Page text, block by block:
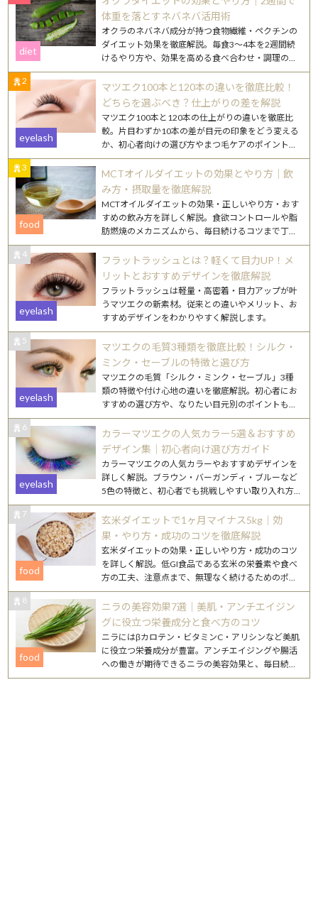
体重を落とすネバネバ活用術
diet
オクラのネバネバ成分が持つ食物繊維・ペクチンの
ダイエット効果を徹底解説。毎食3〜4本を2週間続
けるやり方や、効果を高める食べ合わせ・調理のコ
ツを紹介します。
2
マツエク100本と120本の違いを徹底比較！
どちらを選ぶべき？仕上がりの差を解説
eyelash
マツエク100本と120本の仕上がりの違いを徹底比
較。片目わずか10本の差が目元の印象をどう変える
か、初心者向けの選び方やまつ毛ケアのポイントも
詳しく解説します。
3
MCTオイルダイエットの効果とやり方｜飲
み方・摂取量を徹底解説
food
MCTオイルダイエットの効果・正しいやり方・おす
すめの飲み方を詳しく解説。食欲コントロールや脂
肪燃焼のメカニズムから、毎日続けるコツまで丁寧
にご紹介します。
4
フラットラッシュとは？軽くて目力UP！メ
リットとおすすめデザインを徹底解説
eyelash
フラットラッシュは軽量・高密着・目力アップが叶
うマツエクの新素材。従来との違いやメリット、お
すすめデザインをわかりやすく解説します。
5
マツエクの毛質3種類を徹底比較！シルク・
ミンク・セーブルの特徴と選び方
eyelash
マツエクの毛質「シルク・ミンク・セーブル」3種
類の特徴や付け心地の違いを徹底解説。初心者にお
すすめの選び方や、なりたい目元別のポイントもご
紹介します。
6
カラーマツエクの人気カラー5選＆おすすめ
デザイン集｜初心者向け選び方ガイド
eyelash
カラーマツエクの人気カラーやおすすめデザインを
詳しく解説。ブラウン・バーガンディ・ブルーなど
5色の特徴と、初心者でも挑戦しやすい取り入れ方
を紹介します。
7
玄米ダイエットで1ヶ月マイナス5kg｜効
果・やり方・成功のコツを徹底解説
food
玄米ダイエットの効果・正しいやり方・成功のコツ
を詳しく解説。低GI食品である玄米の栄養素や食べ
方の工夫、注意点まで、無理なく続けるためのポイ
ントをまとめました。
8
ニラの美容効果7選｜美肌・アンチエイジン
グに役立つ栄養成分と食べ方のコツ
food
ニラにはβカロテン・ビタミンC・アリシンなど美肌
に役立つ栄養成分が豊富。アンチエイジングや腸活
への働きが期待できるニラの美容効果と、毎日続け
やすいレシピを詳しく紹介します。